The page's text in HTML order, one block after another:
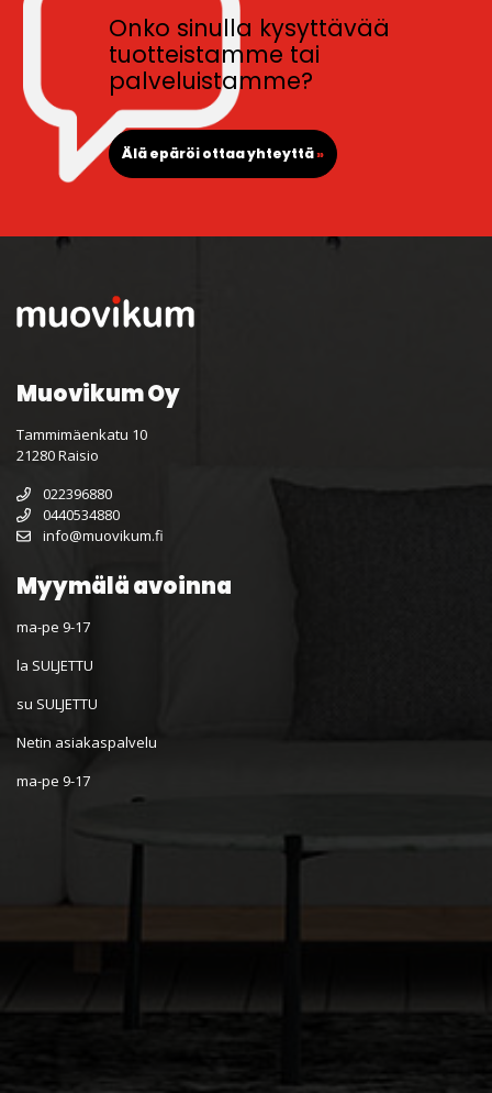
Onko sinulla kysyttävää
tuotteistamme tai
palveluistamme?
Älä epäröi ottaa yhteyttä»
Muovikum Oy
Tammimäenkatu 10
21280 Raisio
022396880
0440534880
info@muovikum.fi
Myymälä avoinna
ma-pe 9-17
la SULJETTU
su SULJETTU
Netin asiakaspalvelu
ma-pe 9-17